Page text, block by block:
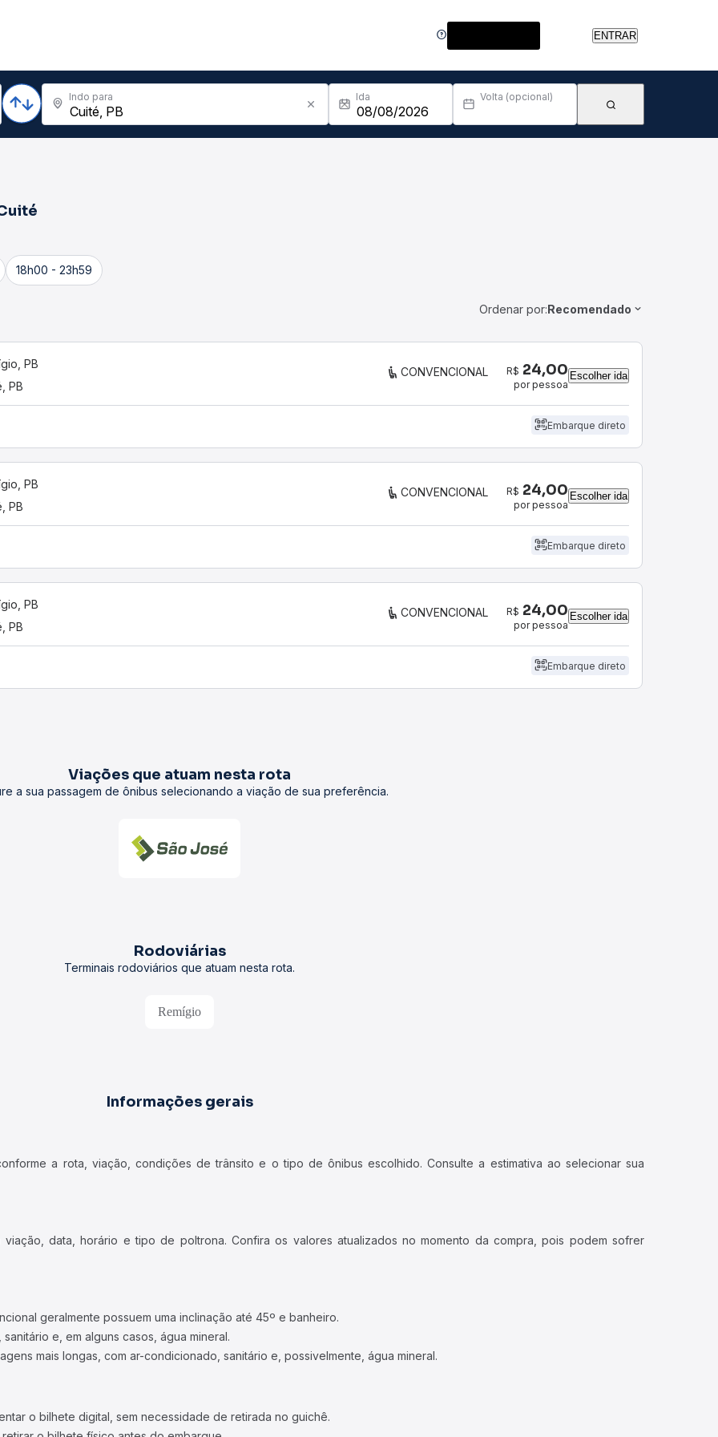
ENTRAR
Indo para Ida Volta (opcional)
18h00 - 23h59
Ordenar por:Recomendado
PB
PB
CONVENCIONAL R$ 24,00
por pessoa
Escolher ida
Embarque direto
PB
PB
CONVENCIONAL R$ 24,00
por pessoa
Escolher ida
Embarque direto
PB
PB
CONVENCIONAL R$ 24,00
por pessoa
Escolher ida
Embarque direto
Viações que atuam nesta rota
a sua passagem de ônibus selecionando a viação de sua preferência.
Rodoviárias
Terminais rodoviários que atuam nesta rota.
Remígio
Informações gerais
a rota, viação, condições de trânsito e o tipo de ônibus escolhido. Consulte a estimativa ao selecionar sua
data, horário e tipo de poltrona. Confira os valores atualizados no momento da compra, pois podem sofrer
geralmente possuem uma inclinação até 45º e banheiro.
e, em alguns casos, água mineral.
mais longas, com ar-condicionado, sanitário e, possivelmente, água mineral.
o bilhete digital, sem necessidade de retirada no guichê.